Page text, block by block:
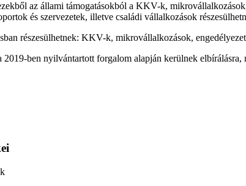
az állami támogatásokból a KKV-k,
és szervezetek, illetve családi vállalkozások
részesülhetnek: KKV-k, mikrovállalkozások,
2019-ben nyilvántartott forgalom alapján kerülnek